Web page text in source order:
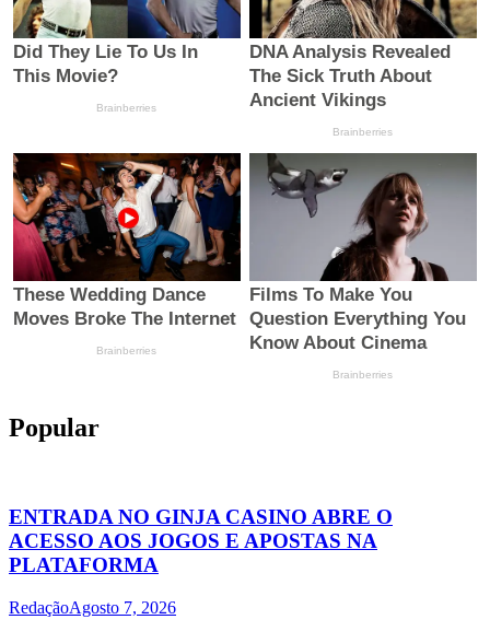
Popular
ENTRADA NO GINJA CASINO ABRE O
ACESSO AOS JOGOS E APOSTAS NA
PLATAFORMA
RedaçãoAgosto 7, 2026